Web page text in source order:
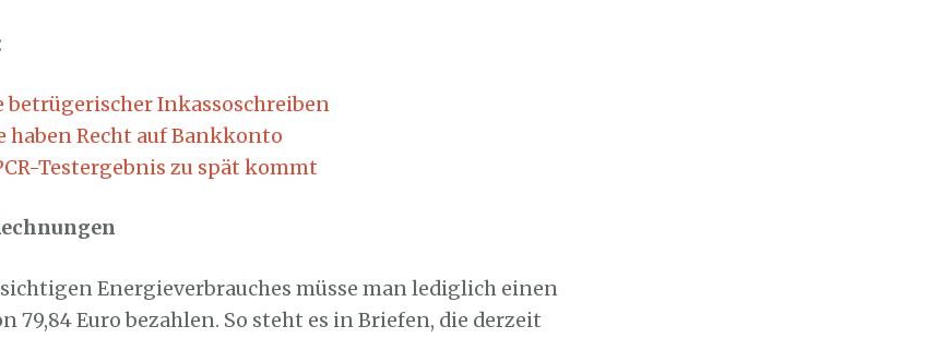
betrügerischer Inkassoschreiben
haben Recht auf Bankkonto
Testergebnis zu spät kommt
Energieverbrauches müsse man lediglich einen
79,84 Euro bezahlen. So steht es in Briefen, die derzeit